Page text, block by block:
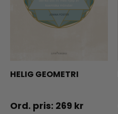
HELIG GEOMETRI
269 kr